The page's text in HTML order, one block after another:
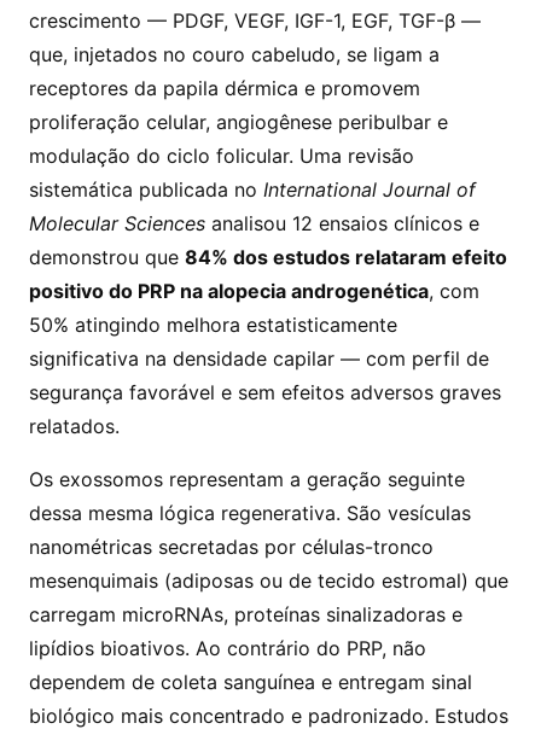
crescimento — PDGF, VEGF, IGF-1, EGF, TGF-β —
que, injetados no couro cabeludo, se ligam a
receptores da papila dérmica e promovem
proliferação celular, angiogênese peribulbar e
modulação do ciclo folicular. Uma revisão
sistemática publicada no International Journal of
Molecular Sciences analisou 12 ensaios clínicos e
demonstrou que 84% dos estudos relataram efeito
positivo do PRP na alopecia androgenética, com
50% atingindo melhora estatisticamente
significativa na densidade capilar — com perfil de
segurança favorável e sem efeitos adversos graves
relatados.
Os exossomos representam a geração seguinte
dessa mesma lógica regenerativa. São vesículas
nanométricas secretadas por células-tronco
mesenquimais (adiposas ou de tecido estromal) que
carregam microRNAs, proteínas sinalizadoras e
lipídios bioativos. Ao contrário do PRP, não
dependem de coleta sanguínea e entregam sinal
biológico mais concentrado e padronizado. Estudos